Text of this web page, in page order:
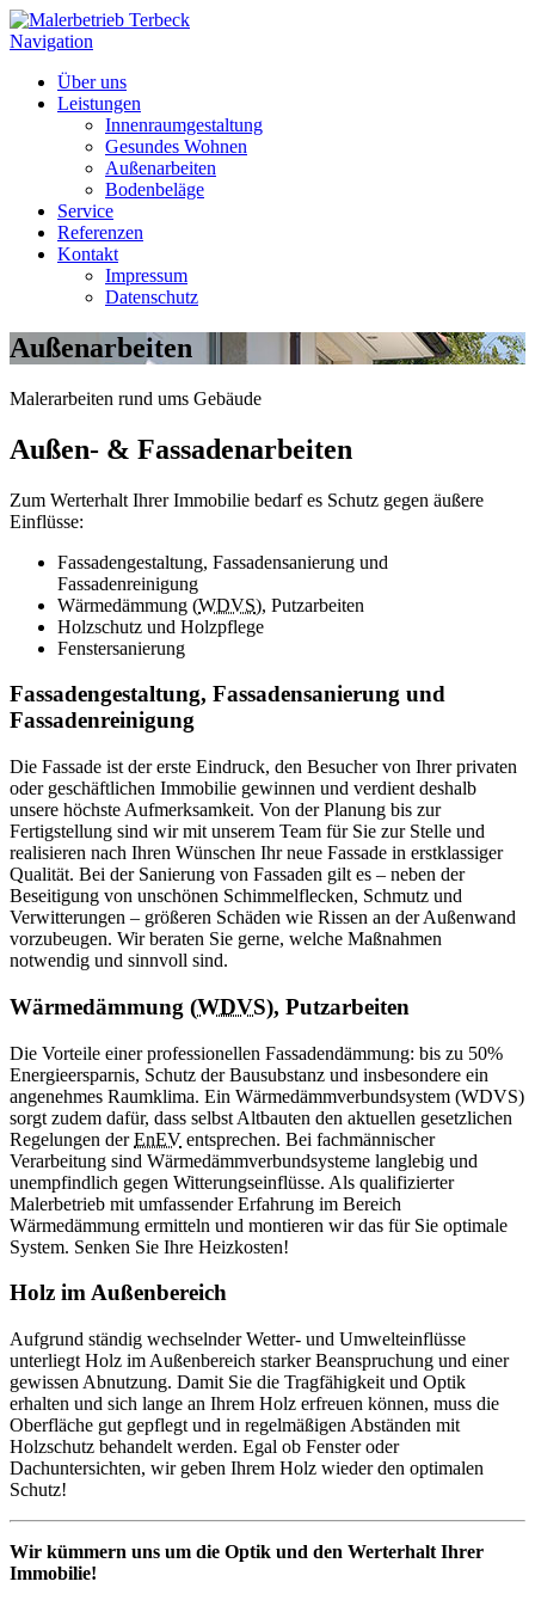
Navigation
Über uns
Leistungen
Innenraumgestaltung
Gesundes Wohnen
Außenarbeiten
Bodenbeläge
Service
Referenzen
Kontakt
Impressum
Datenschutz
Außenarbeiten
Malerarbeiten rund ums Gebäude
Außen- & Fassaden­arbeiten
Zum Werterhalt Ihrer Immobilie bedarf es Schutz gegen äußere
Einflüsse:
Fassadengestaltung, Fassadensanierung und
Fassadenreinigung
Wärmedämmung (WDVS), Putzarbeiten
Holzschutz und Holzpflege
Fenstersanierung
Fassadengestaltung, Fassadensanierung und
Fassadenreinigung
Die Fassade ist der erste Eindruck, den Besucher von Ihrer privaten
oder geschäftlichen Immobilie gewinnen und verdient deshalb
unsere höchste Aufmerksamkeit. Von der Planung bis zur
Fertigstellung sind wir mit unserem Team für Sie zur Stelle und
realisieren nach Ihren Wünschen Ihr neue Fassade in erstklassiger
Qualität. Bei der Sanierung von Fassaden gilt es – neben der
Beseitigung von unschönen Schimmelflecken, Schmutz und
Verwitterungen – größeren Schäden wie Rissen an der Außenwand
vorzubeugen. Wir beraten Sie gerne, welche Maßnahmen
notwendig und sinnvoll sind.
Wärmedämmung (WDVS), Putzarbeiten
Die Vorteile einer professionellen Fassadendämmung: bis zu 50%
Energieersparnis, Schutz der Bausubstanz und insbesondere ein
angenehmes Raumklima. Ein Wärmedämmverbundsystem (WDVS)
sorgt zudem dafür, dass selbst Altbauten den aktuellen gesetzlichen
Regelungen derEnEV entsprechen. Bei fachmännischer
Verarbeitung sind Wärmedämmverbundsysteme langlebig und
unempfindlich gegen Witterungseinflüsse. Als qualifizierter
Malerbetrieb mit umfassender Erfahrung im Bereich
Wärmedämmung ermitteln und montieren wir das für Sie optimale
System. Senken Sie Ihre Heizkosten!
Holz im Außenbereich
Aufgrund ständig wechselnder Wetter- und Umwelteinflüsse
unterliegt Holz im Außenbereich starker Beanspruchung und einer
gewissen Abnutzung. Damit Sie die Tragfähigkeit und Optik
erhalten und sich lange an Ihrem Holz erfreuen können, muss die
Oberfläche gut gepflegt und in regelmäßigen Abständen mit
Holzschutz behandelt werden. Egal ob Fenster oder
Dachuntersichten, wir geben Ihrem Holz wieder den optimalen
Schutz!
Wir kümmern uns um die Optik und den Werterhalt Ihrer
Immobilie!